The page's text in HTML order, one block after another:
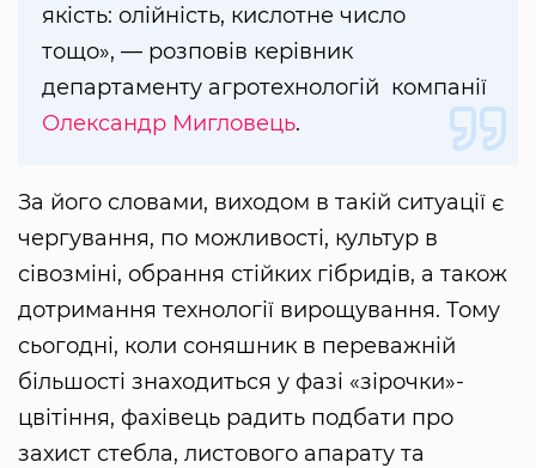
якість: олійність, кислотне число
тощо», — розповів керівник
департаменту агротехнологій компанії
Олександр Мигловець.
За його словами, виходом в такій ситуації є
чергування, по можливості, культур в
сівозміні, обрання стійких гібридів, а також
дотримання технології вирощування. Тому
сьогодні, коли соняшник в переважній
більшості знаходиться у фазі «зірочки»-
цвітіння, фахівець радить подбати про
захист стебла, листового апарату та